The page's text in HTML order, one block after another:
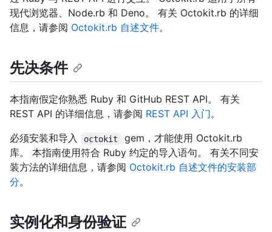
现代浏览器、Node.rb 和 Deno。 有关 Octokit.rb 的详细
信息，请参阅 Octokit.rb 自述文件。
先决条件
本指南假定你熟悉 Ruby 和 GitHub REST API。 有关
REST API 的详细信息，请参阅 REST API 入门。
必须安装和导入
octokit
gem，才能使用 Octokit.rb
库。 本指南使用符合 Ruby 约定的导入语句。 有关不同安
装方法的详细信息，请参阅 Octokit.rb 自述文件的安装部
分。
实例化和身份验证